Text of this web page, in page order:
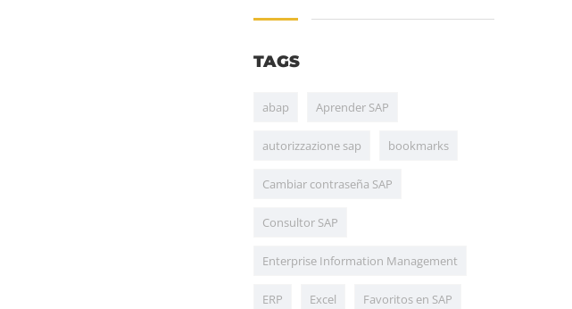
TAGS
abap Aprender SAP
autorizzazione sap bookmarks
Cambiar contraseña SAP
Consultor SAP
Enterprise Information Management
ERP Excel Favoritos en SAP